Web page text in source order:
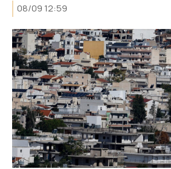
08/09 12:59